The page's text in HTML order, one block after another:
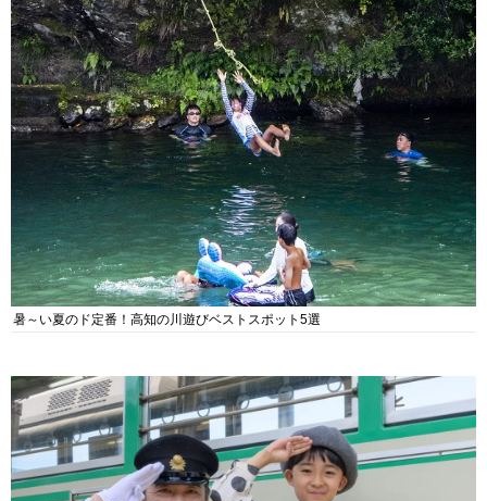
暑～い夏のド定番！高知の川遊びベストスポット5選